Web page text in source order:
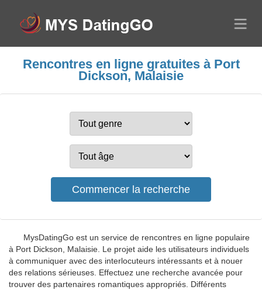
Rencontres en ligne gratuites à Port
Dickson, Malaisie
MysDatingGo est un service de rencontres en ligne populaire
à Port Dickson, Malaisie. Le projet aide les utilisateurs individuels
à communiquer avec des interlocuteurs intéressants et à nouer
des relations sérieuses. Effectuez une recherche avancée pour
trouver des partenaires romantiques appropriés. Différents